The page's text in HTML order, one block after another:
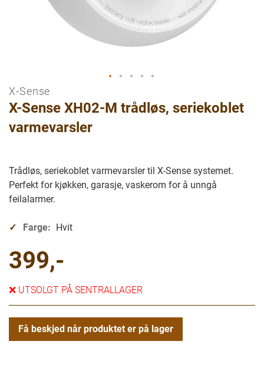
Gå
til
av
X-Sense
X-Sense XH02-M trådløs, seriekoblet
varmevarsler
Trådløs, seriekoblet varmevarsler til X-Sense systemet.
Perfekt for kjøkken, garasje, vaskerom for å unngå
feilalarmer.
Farge: Hvit
399,-
❌ UTSOLGT PÅ SENTRALLAGER
Få beskjed når produktet er på lager